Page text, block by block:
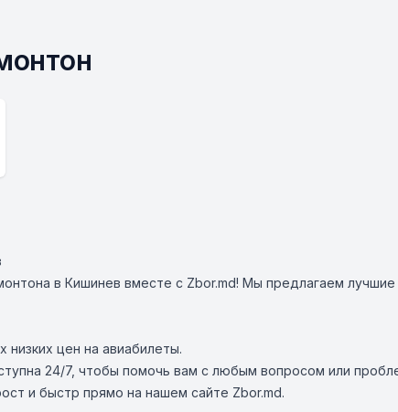
в Кишинев вместе с Zbor.md! Мы предлагаем
низких цен на авиабилеты.
24/7, чтобы помочь вам с любым вопросом или
и быстр прямо на нашем сайте Zbor.md.